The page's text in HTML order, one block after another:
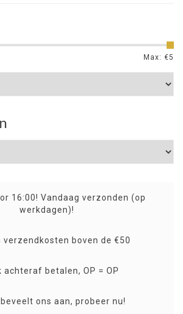
Max: €5
16:00! Vandaag verzonden (op
werkdagen)!
verzendkosten boven de €50
achteraf betalen, OP = OP
beveelt ons aan, probeer nu!